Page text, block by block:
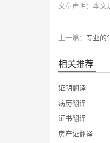
文章声明：本文
上一篇： 专业的
相关推荐
证明翻译
病历翻译
证书翻译
房产证翻译